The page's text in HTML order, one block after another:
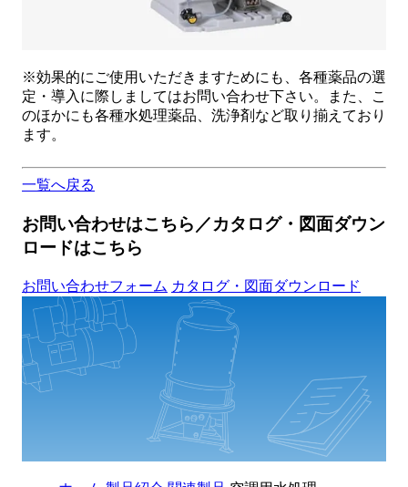
※効果的にご使用いただきますためにも、各種薬品の選
定・導入に際しましてはお問い合わせ下さい。また、こ
のほかにも各種水処理薬品、洗浄剤など取り揃えており
ます。
一覧へ戻る
お問い合わせはこちら／カタログ・図面ダウン
ロードはこちら
お問い合わせフォーム カタログ・図面ダウンロード